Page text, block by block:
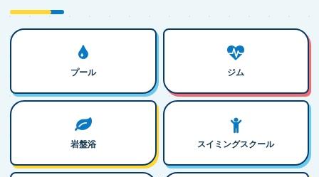
プール ジム
岩盤浴 スイミングスクール